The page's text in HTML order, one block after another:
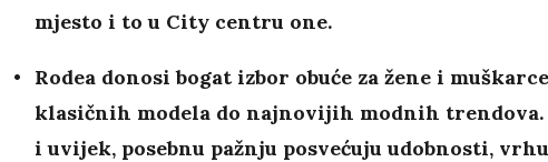
mjesto i to u City centru one.
Rodea donosi bogat izbor obuće za žene i
klasičnih modela do najnovijih modnih trendova.
i uvijek, posebnu pažnju posvećuju udobnosti,